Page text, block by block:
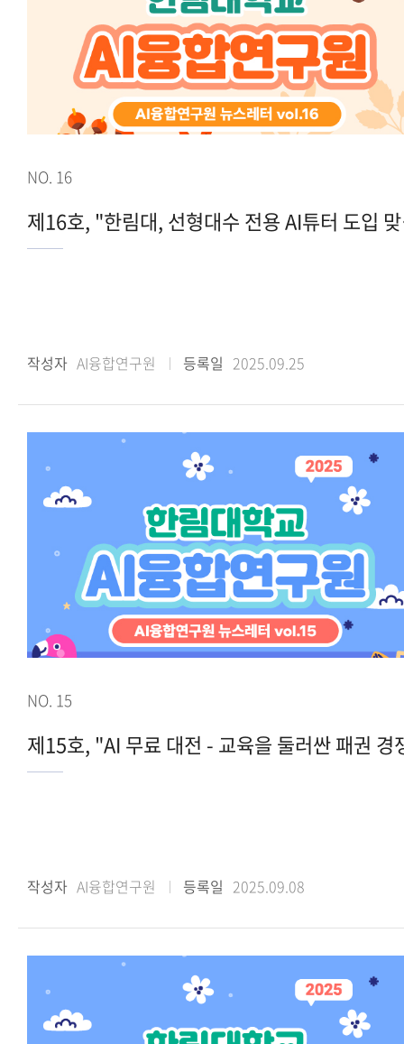
NO. 16
제
작성자 AI융합연구원 등록일 2025.09.25
NO. 15
제15호, "AI 무료 대전 - 교육을 둘러싼 패권 경
작성자 AI융합연구원 등록일 2025.09.08